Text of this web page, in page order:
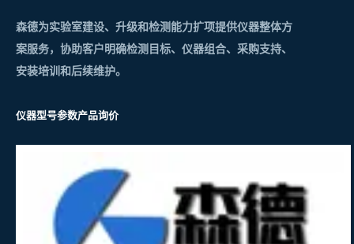
森德为实验室建设、升级和检测能力扩项提供仪器整体方
案服务，协助客户明确检测目标、仪器组合、采购支持、
安装培训和后续维护。
仪器型号参数产品询价